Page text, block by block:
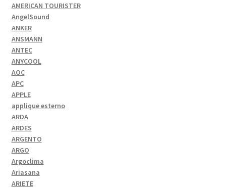
AMERICAN TOURISTER
AngelSound
ANKER
ANSMANN
ANTEC
ANYCOOL
AOC
APC
APPLE
applique esterno
ARDA
ARDES
ARGENTO
ARGO
Argoclima
Ariasana
ARIETE